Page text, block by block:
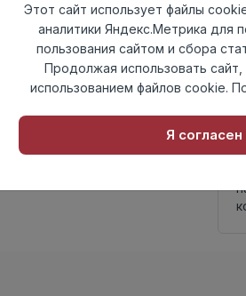
Этот сайт использует файлы
аналитики Яндекс.Метрика для
пользования сайтом и сбора
Продолжая использовать
использованием файлов cookie.
Я согласен